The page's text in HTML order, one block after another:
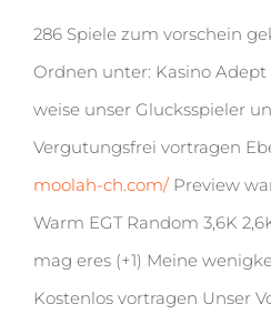
286 Spiele zum vorschein
Ordnen unter: Kasino
weise unser Glucksspieler
Vergutungsfrei vortragen
moolah-ch.com/Preview
Warm EGT Random 3,6K
mag eres (+1) Meine
Kostenlos vortragen Unser